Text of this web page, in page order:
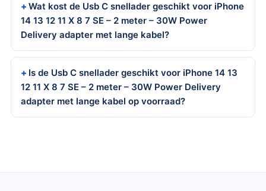
Wat kost de Usb C snellader geschikt voor iPhone
14 13 12 11 X 8 7 SE – 2 meter – 30W Power
Delivery adapter met lange kabel?
Is de Usb C snellader geschikt voor iPhone 14 13
12 11 X 8 7 SE – 2 meter – 30W Power Delivery
adapter met lange kabel op voorraad?